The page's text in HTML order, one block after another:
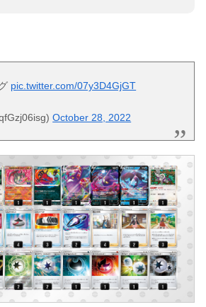
pic.twitter.com/07y3D4GjGT
October 28, 2022